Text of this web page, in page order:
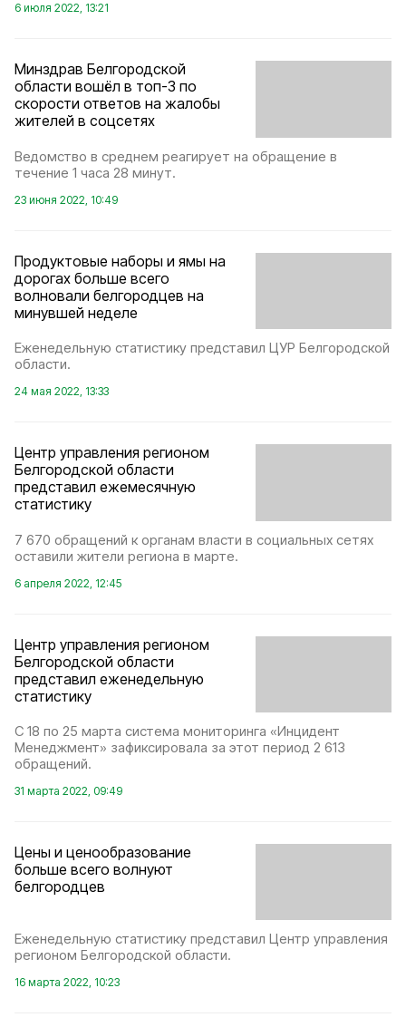
6 июля 2022, 13:21
Минздрав Белгородской
области вошёл в топ-3 по
скорости ответов на жалобы
жителей в соцсетях
Ведомство в среднем реагирует на обращение в
течение 1 часа 28 минут.
23 июня 2022, 10:49
Продуктовые наборы и ямы на
дорогах больше всего
волновали белгородцев на
минувшей неделе
Еженедельную статистику представил ЦУР Белгородской
области.
24 мая 2022, 13:33
Центр управления регионом
Белгородской области
представил ежемесячную
статистику
7 670 обращений к органам власти в социальных сетях
оставили жители региона в марте.
6 апреля 2022, 12:45
Центр управления регионом
Белгородской области
представил еженедельную
статистику
С 18 по 25 марта система мониторинга «Инцидент
Менеджмент» зафиксировала за этот период 2 613
обращений.
31 марта 2022, 09:49
Цены и ценообразование
больше всего волнуют
белгородцев
Еженедельную статистику представил Центр управления
регионом Белгородской области.
16 марта 2022, 10:23